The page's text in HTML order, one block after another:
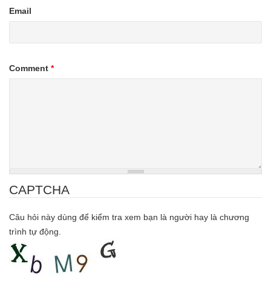
Email
Comment *
CAPTCHA
Câu hỏi này dùng để kiểm tra xem bạn là người hay là chương
trình tự động.